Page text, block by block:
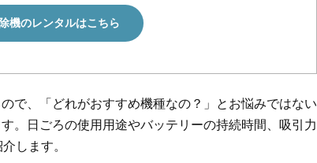
機のレンタルはこちら
で、「どれがおすすめ機種なの？」とお悩みではない
。日ごろの使用用途やバッテリーの持続時間、吸引力
します。